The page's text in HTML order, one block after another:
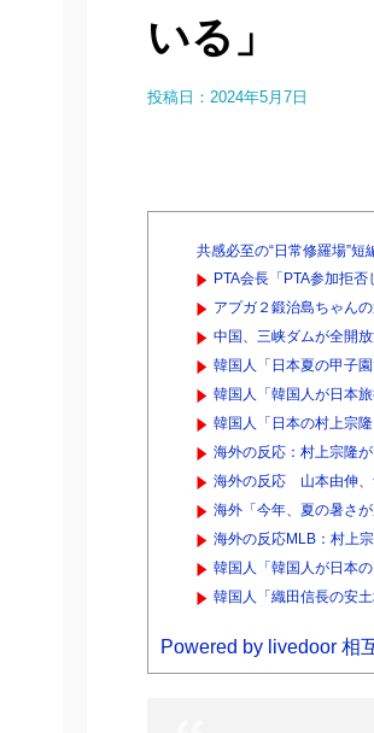
いる」
投稿日： 2024年5月7日
共感必至の“日常修羅場”短
PTA会長「PTA参加拒
アプガ２鍛治島ちゃん
中国、三峡ダムが全開
韓国人「日本夏の甲子
韓国人「韓国人が日本
韓国人「日本の村上宗
海外の反応：村上宗隆
海外の反応 山本由伸、
海外「今年、夏の暑さ
海外の反応MLB：村上
韓国人「韓国人が日本
韓国人「織田信長の安
Powered by livedoor 相